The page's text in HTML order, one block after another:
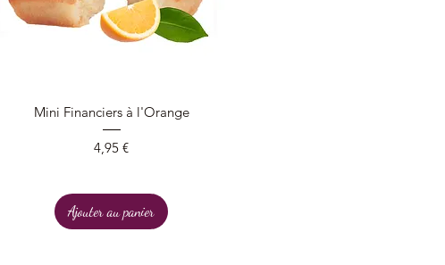
Aperçu rapide
Mini Financiers à l'Orange
Prix
4,95 €
Ajouter au panier